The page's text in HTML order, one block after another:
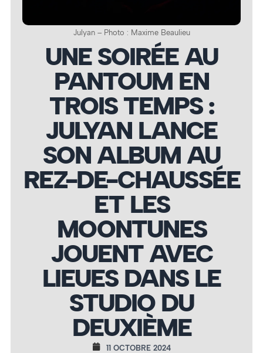
Julyan – Photo : Maxime Beaulieu
UNE SOIRÉE AU
PANTOUM EN
TROIS TEMPS :
JULYAN LANCE
SON ALBUM AU
REZ-DE-CHAUSSÉE
ET LES
MOONTUNES
JOUENT AVEC
LIEUES DANS LE
STUDIO DU
DEUXIÈME
11 OCTOBRE 2024